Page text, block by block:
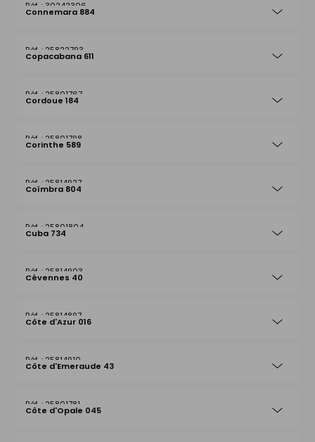
30242306
Connemara 884
25822793
Copacabana 611
25801767
Cordoue 184
25801798
Corinthe 589
25814927
Coïmbra 804
25801804
Cuba 734
25814903
Cévennes 40
25814897
Côte d'Azur 016
25814910
Côte d'Emeraude 43
25801781
Côte d'Opale 045